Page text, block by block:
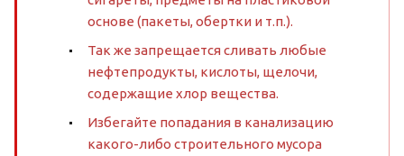
основе (пакеты, обертки и т.п.).
Так же запрещается сливать любые
нефтепродукты, кислоты, щелочи,
содержащие хлор вещества.
Избегайте попадания в канализацию
какого-либо строительного мусора